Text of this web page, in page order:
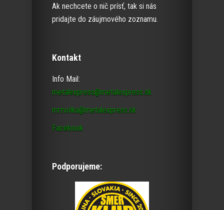
Ak nechcete o nič prísť, tak si nás
pridajte do záujmového zoznamu.
Kontakt
Info Mail:
metalexpress@metalexpress.sk
mrtvolka@metalexpress.sk
Facebook
Podporujeme: